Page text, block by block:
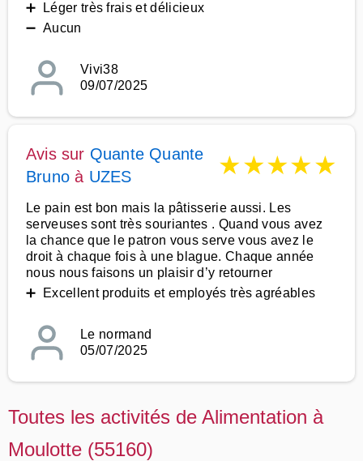
➕ Léger très frais et délicieux
➖ Aucun
Vivi38
09/07/2025
Avis sur Quante Quante
Bruno à UZES ★★★★★
Le pain est bon mais la pâtisserie aussi. Les
serveuses sont très souriantes . Quand vous avez
la chance que le patron vous serve vous avez le
droit à chaque fois à une blague. Chaque année
nous nous faisons un plaisir d’y retourner
➕ Excellent produits et employés très agréables
Le normand
05/07/2025
Toutes les activités de Alimentation à
Moulotte (55160)